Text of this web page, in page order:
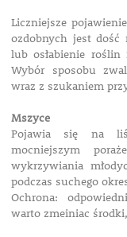
Liczniejsze
ozdobnych jest dość
lub osłabienie
Wybór sposobu
wraz z szukaniem
Mszyce
Pojawia się na
mocniejszym
wykrzywiania
podczas suchego
Ochrona:
warto zmeiniac